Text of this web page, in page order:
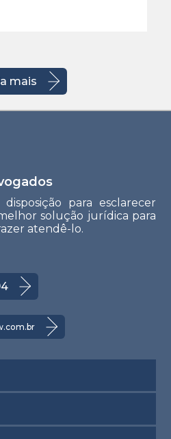
mais
para esclarecer
solução jurídica para
atendê-lo.